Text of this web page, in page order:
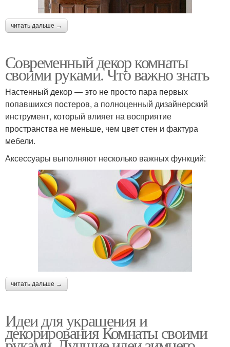
читать дальше →
Современный декор комнаты
своими руками. Что важно знать
Настенный декор — это не просто пара первых
попавшихся постеров, а полноценный дизайнерский
инструмент, который влияет на восприятие
пространства не меньше, чем цвет стен и фактура
мебели.
Аксессуары выполняют несколько важных функций:
читать дальше →
Идеи для украшения и
декорирования Комнаты своими